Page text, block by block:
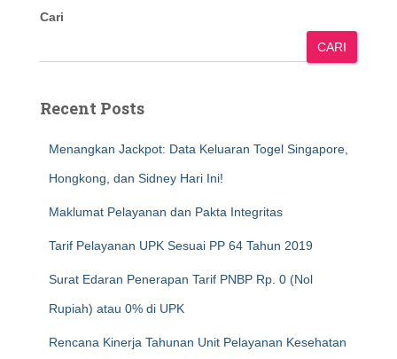
Cari
CARI
Recent Posts
Menangkan Jackpot: Data Keluaran Togel Singapore,
Hongkong, dan Sidney Hari Ini!
Maklumat Pelayanan dan Pakta Integritas
Tarif Pelayanan UPK Sesuai PP 64 Tahun 2019
Surat Edaran Penerapan Tarif PNBP Rp. 0 (Nol
Rupiah) atau 0% di UPK
Rencana Kinerja Tahunan Unit Pelayanan Kesehatan